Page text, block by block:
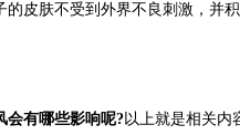
的皮肤不受到外界不良刺激，并
会有哪些影响呢?以上就是相关内